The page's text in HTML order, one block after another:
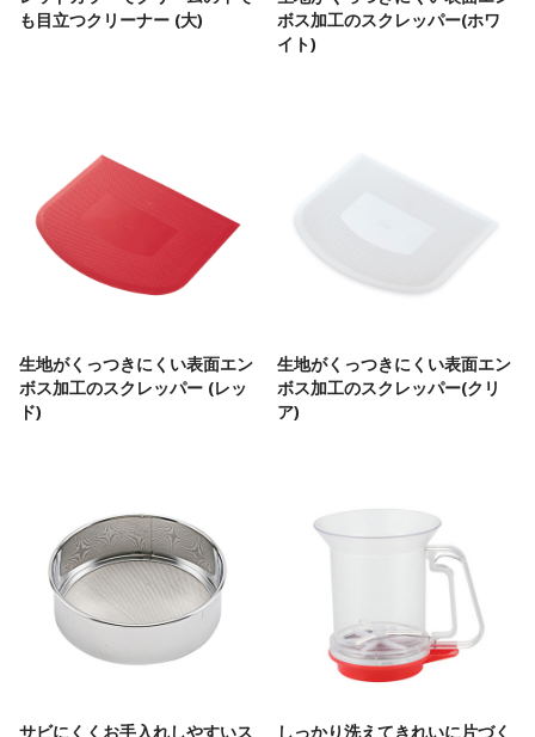
も目立つクリーナー (大)
ボス加工のスクレッパー(ホワ
イト)
生地がくっつきにくい表面エン
ボス加工のスクレッパー (レッ
ド)
生地がくっつきにくい表面エン
ボス加工のスクレッパー(クリ
ア)
サビにくくお手入れしやすいス
しっかり洗えてきれいに片づく